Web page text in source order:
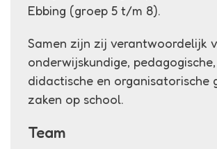
Ebbing (groep 5 t/m 8).
Samen zijn zij verantwoordelijk
onderwijskundige, pedagogische,
didactische en organisatorische
zaken op school.
Team